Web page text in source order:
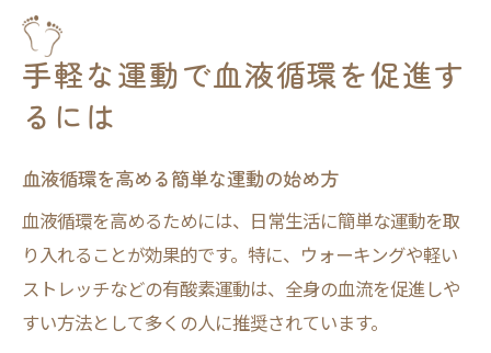
血液循環が悪い時に現れる体調の変化
血流が悪いと出る症状を見逃さない方法
血液循環低下が招く冷えやむくみの実態
血流が悪いのを治すにはまず原因を把握
血液循環を改善するためのセルフチェック
運動不足が招く血液循環の変化を解説
運動不足が血液循環に及ぼす悪影響とは
血流低下で現れる肩こりやだるさの理由
手軽な運動で血液循環を促進す
るには
血液循環を高める簡単な運動の始め方
血液循環を高めるためには、日常生活に簡単な運動を取
り入れることが効果的です。特に、ウォーキングや軽い
ストレッチなどの有酸素運動は、全身の血流を促進しや
すい方法として多くの人に推奨されています。